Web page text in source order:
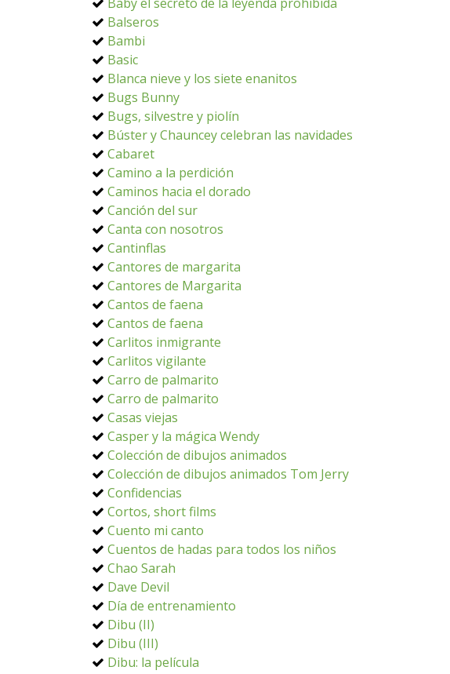
Balseros
Bambi
Basic
Blanca nieve y los siete enanitos
Bugs Bunny
Bugs, silvestre y piolín
Búster y Chauncey celebran las navidades
Cabaret
Camino a la perdición
Caminos hacia el dorado
Canción del sur
Canta con nosotros
Cantinflas
Cantores de margarita
Cantores de Margarita
Cantos de faena
Cantos de faena
Carlitos inmigrante
Carlitos vigilante
Carro de palmarito
Carro de palmarito
Casas viejas
Casper y la mágica Wendy
Colección de dibujos animados
Colección de dibujos animados Tom Jerry
Confidencias
Cortos, short films
Cuento mi canto
Cuentos de hadas para todos los niños
Chao Sarah
Dave Devil
Día de entrenamiento
Dibu (II)
Dibu (III)
Dibu: la película